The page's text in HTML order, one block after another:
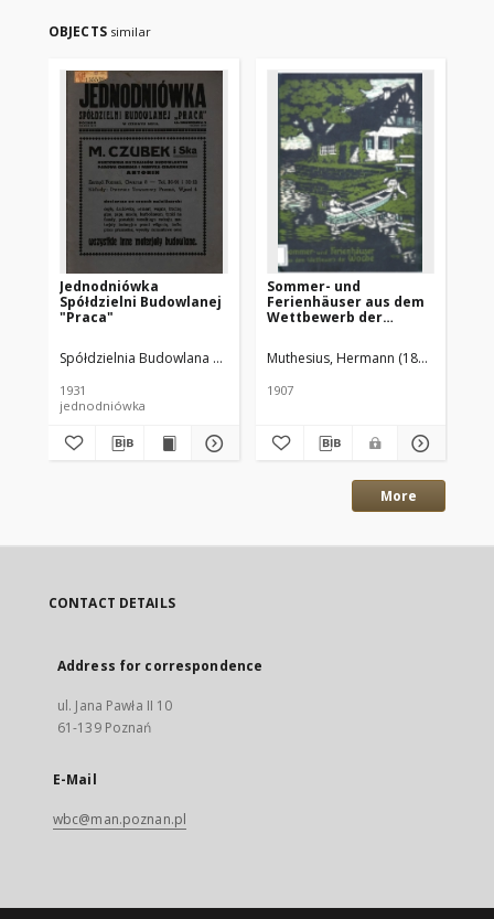
OBJECTS similar
Jednodniówka
Spółdzielni Budowlanej
"Praca"
Spółdzielnia Budowlana "Praca" (Poznań) Drukarnia Mieszczańska
1931
jednodniówka
Sommer- und
Ferienhäuser aus dem
Wettbewerb der
Muthesius, Hermann (1861-1927).
1907
More
CONTACT DETAILS
Address for correspondence
ul. Jana Pawła II 10
61-139 Poznań
E-Mail
wbc@man.poznan.pl